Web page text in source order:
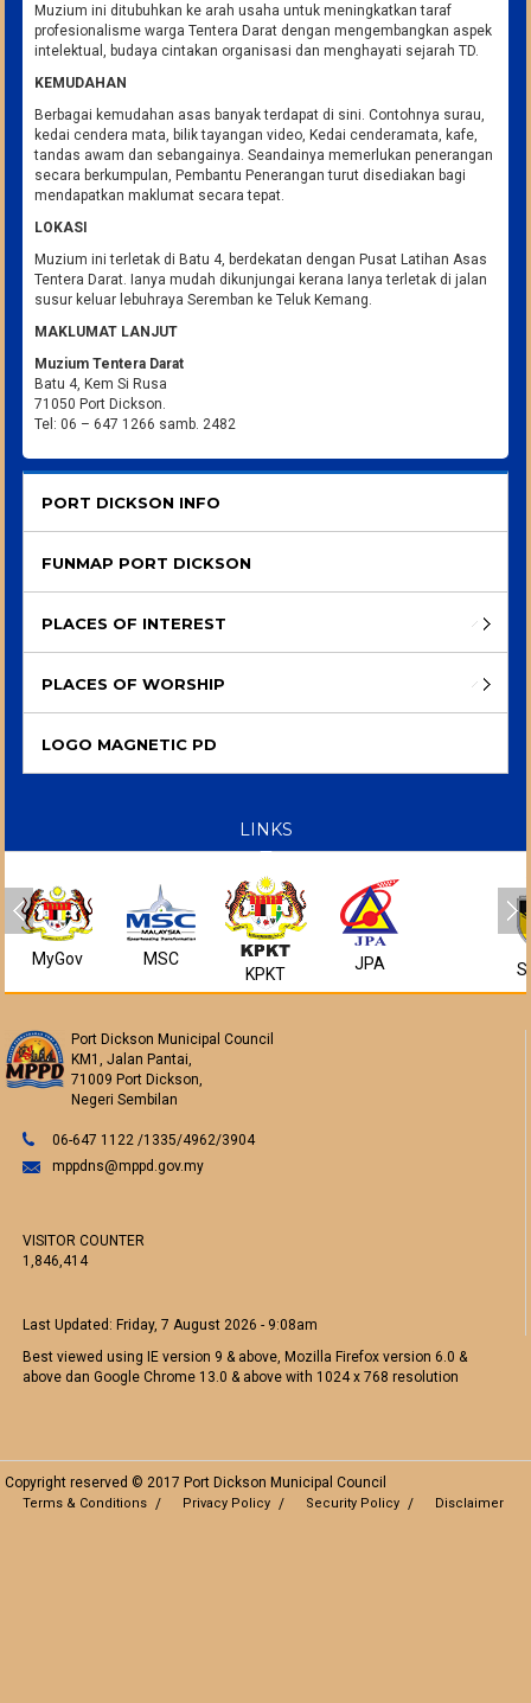
Muzium ini ditubuhkan ke arah usaha untuk meningkatkan taraf
profesionalisme warga Tentera Darat dengan mengembangkan aspek
intelektual, budaya cintakan organisasi dan menghayati sejarah TD.
KEMUDAHAN
Berbagai kemudahan asas banyak terdapat di sini. Contohnya surau,
kedai cendera mata, bilik tayangan video, Kedai cenderamata, kafe,
tandas awam dan sebangainya. Seandainya memerlukan penerangan
secara berkumpulan, Pembantu Penerangan turut disediakan bagi
mendapatkan maklumat secara tepat.
LOKASI
Muzium ini terletak di Batu 4, berdekatan dengan Pusat Latihan Asas
Tentera Darat. Ianya mudah dikunjungai kerana Ianya terletak di jalan
susur keluar lebuhraya Seremban ke Teluk Kemang.
MAKLUMAT LANJUT
Muzium Tentera Darat
Batu 4, Kem Si Rusa
71050 Port Dickson.
Tel: 06 – 647 1266 samb. 2482
PORT DICKSON INFO
FUNMAP PORT DICKSON
PLACES OF INTEREST
PLACES OF WORSHIP
LOGO MAGNETIC PD
LINKS
MyGov MSC
KPKT
JPA
Port Dickson Municipal Council
KM1, Jalan Pantai,
71009 Port Dickson,
Negeri Sembilan
06-647 1122 /1335/4962/3904
mppdns@mppd.gov.my
VISITOR COUNTER
1,846,414
Last Updated:Friday, 7 August 2026 - 9:08am
Best viewed using IE version 9 & above, Mozilla Firefox version 6.0 &
above dan Google Chrome 13.0 & above with 1024 x 768 resolution
Copyright reserved © 2017 Port Dickson Municipal Council
Terms & Conditions Privacy Policy Security Policy Disclaimer